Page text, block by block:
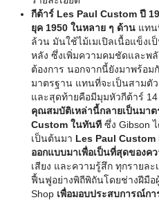
กีต้าร์ Les Paul Custom ปี
ยุค 1950 ในหลาย ๆ ด้าน แทน
ล้วน มันใช้ไม้เมเปิลเนื้อแข็ง
หลัง ซึ่งเพิ่มความคมชัดและพ
ต้องการ นอกจากนี้ยังมาพร้อม
มาตรฐาน แทนที่จะเป็นสามตั
และสุดท้ายคือมีมุมหัวกีต้าร์
คุณสมบัติเหล่านี้กลายเป็นมา
Custom ในทันที ซึ่ง Gibson
เป็นต้นมา Les Paul Custom
ออกแบบมาเพื่อเป็นที่สุดของค
เสียง และความรู้สึก ทุกรายล
ฟื้นฟูอย่างพิถีพิถันโดยช่างฝีมือ
Shop เพื่อมอบประสบการณ์กา